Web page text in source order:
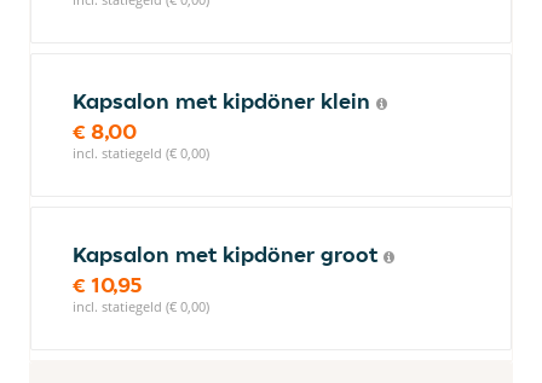
Kapsalon met kipdöner klein
€ 8,00
incl. statiegeld (€ 0,00)
Kapsalon met kipdöner groot
€ 10,95
incl. statiegeld (€ 0,00)